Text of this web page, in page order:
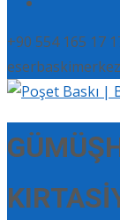
+90 554 165 17